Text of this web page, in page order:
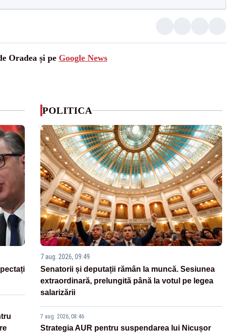
Oradea și pe Google News
POLITICA
7 aug. 2026, 09:49
Senatorii și deputații rămân la muncă. Sesiunea
extraordinară, prelungită până la votul pe legea
salarizării
7 aug. 2026, 08:46
Strategia AUR pentru suspendarea lui Nicușor